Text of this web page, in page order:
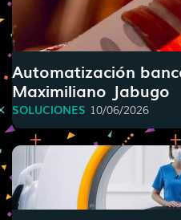
Automatización
Maximiliano Jabugo
SOLUCIONES 10/06/2026